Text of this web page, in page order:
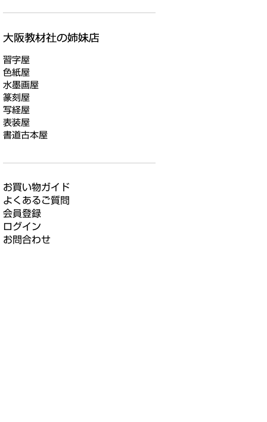
習字屋
色紙屋
水墨画屋
篆刻屋
写経屋
表装屋
書道古本屋
お買い物ガイド
よくあるご質問
会員登録
ログイン
お問合わせ